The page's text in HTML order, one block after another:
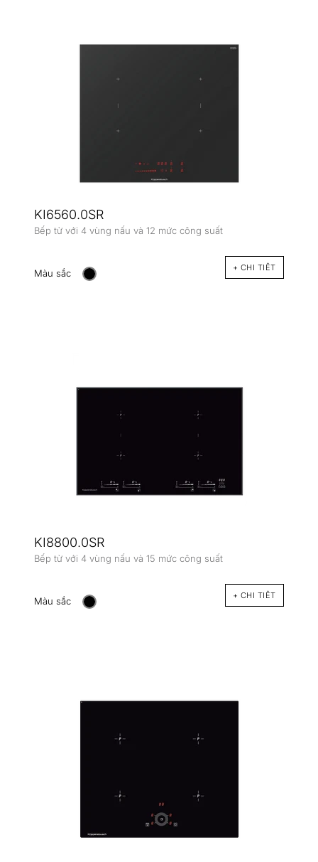
KI6560.0SR
Bếp từ với 4 vùng nấu và 12 mức công suất
Màu sắc + CHI TIÊT
KI8800.0SR
Bếp từ với 4 vùng nấu và 15 mức công suất
Màu sắc + CHI TIÊT